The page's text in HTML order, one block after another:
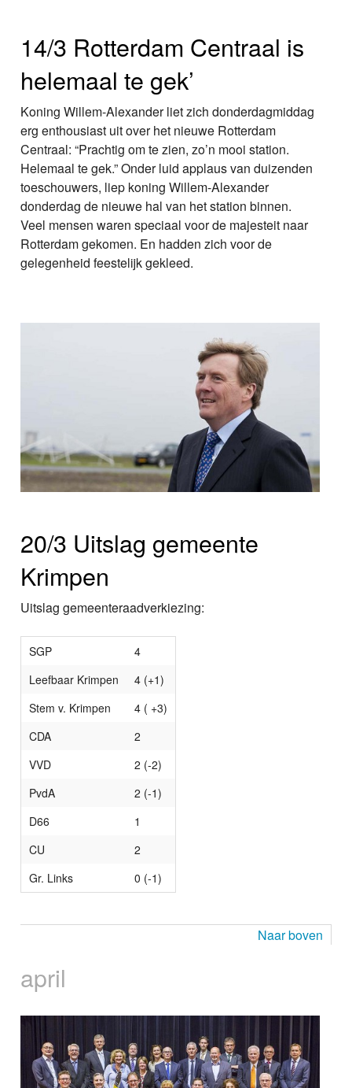
14/3 Rotterdam Centraal is
helemaal te gek’
Koning Willem-Alexander liet zich donderdagmiddag
erg enthousiast uit over het nieuwe Rotterdam
Centraal: “Prachtig om te zien, zo’n mooi station.
Helemaal te gek.” Onder luid applaus van duizenden
toeschouwers, liep koning Willem-Alexander
donderdag de nieuwe hal van het station binnen.
Veel mensen waren speciaal voor de majesteit naar
Rotterdam gekomen. En hadden zich voor de
gelegenheid feestelijk gekleed.
20/3 Uitslag gemeente
Krimpen
Uitslag gemeenteraadverkiezing:
SGP
4
Leefbaar Krimpen
4 (+1)
Stem v. Krimpen
4 ( +3)
CDA
2
VVD
2 (-2)
PvdA
2 (-1)
D66
1
CU
2
Gr. Links
0 (-1)
Naar boven
april